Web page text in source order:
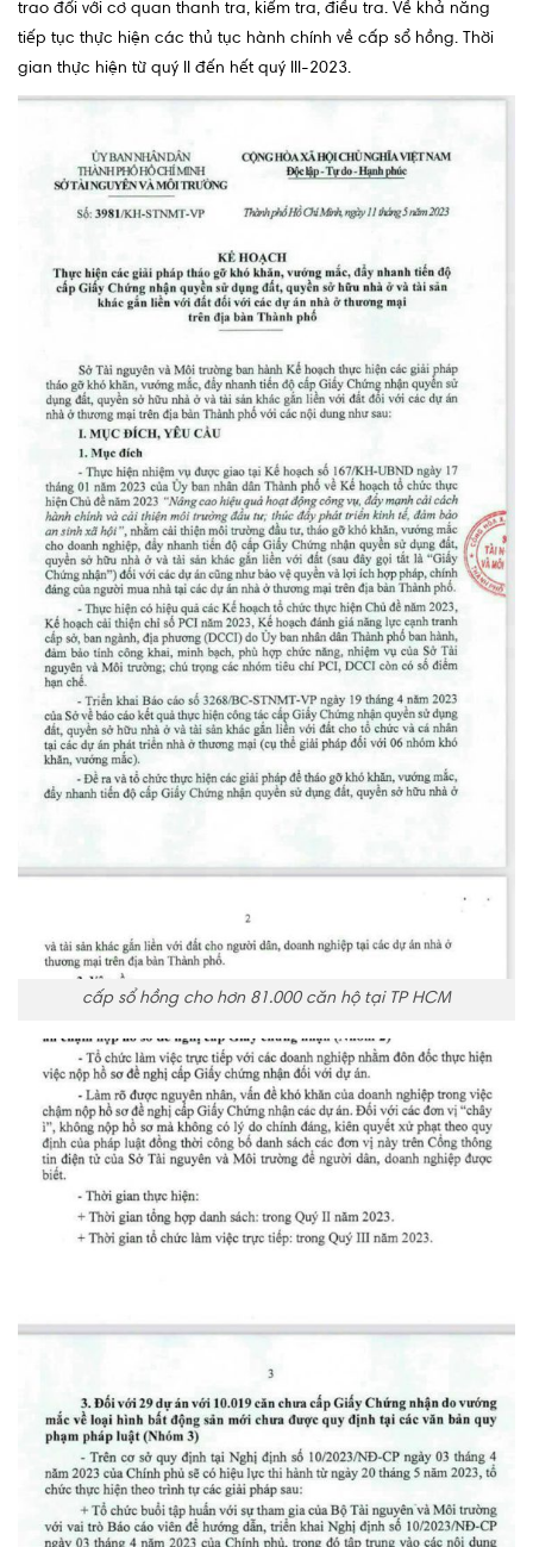
trao đổi với cơ quan thanh tra, kiểm tra, điều tra. Về khả năng
tiếp tục thực hiện các thủ tục hành chính về cấp sổ hồng. Thời
gian thực hiện từ quý II đến hết quý III-2023.
cấp sổ hồng cho hơn 81.000 căn hộ tại TP HCM